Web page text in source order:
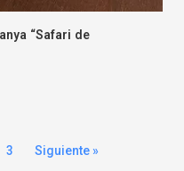
“Safari de
3 Siguiente »